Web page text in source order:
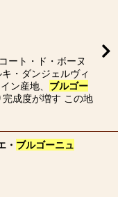
ート・ド・ボーヌ
・ダンジェルヴィ
ン産地、 ブルゴー
成度が増す この地
・ ブルゴーニュ